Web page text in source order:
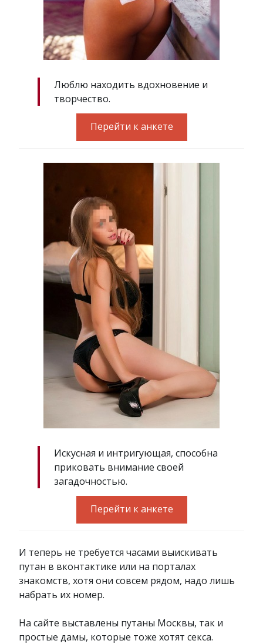
Люблю находить вдохновение и
творчество.
Перейти к анкете
Искусная и интригующая, способна
приковать внимание своей
загадочностью.
Перейти к анкете
И теперь не требуется часами выискивать
путан в вконтактике или на порталах
знакомств, хотя они совсем рядом, надо лишь
набрать их номер.
На сайте выставлены путаны Москвы, так и
простые дамы, которые тоже хотят секса.